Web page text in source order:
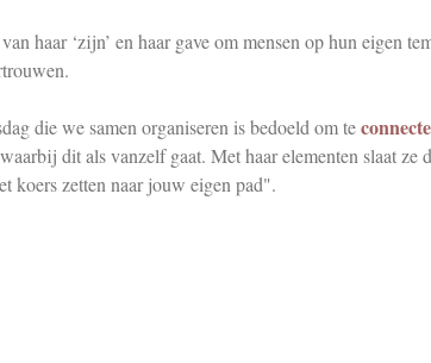
haar ‘zijn’ en haar gave om mensen op hun eigen
die we samen organiseren is bedoeld om te
dit als vanzelf gaat. Met haar elementen slaat
koers zetten naar jouw eigen pad".